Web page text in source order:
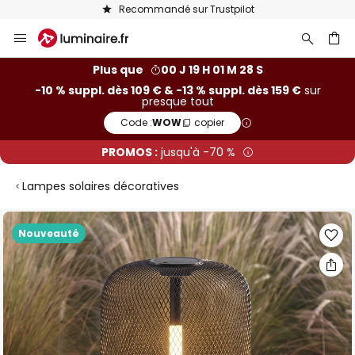
Recommandé sur Trustpilot
Allez
au
Plus que
00 J 19 H 01 M 27 S
-10 % suppl. dès 109 € & -13 % suppl. dès 159 €sur
presque tout
Code :WOW copier
PROMOS : jusqu'à -70 %
Lampes solaires décoratives
Nouveauté
Skip
to
the
end
of
the
images